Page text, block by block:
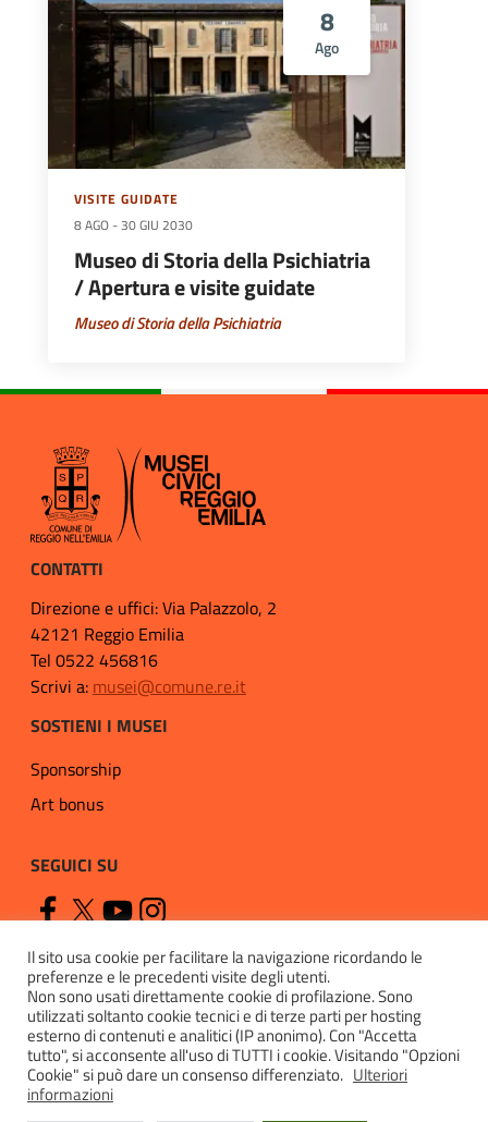
8
Ago
VISITE GUIDATE
8 AGO -30 GIU 2030
Museo di Storia della Psichiatria
/ Apertura e visite guidate
Museo di Storia della Psichiatria
CONTATTI
Direzione e uffici: Via Palazzolo, 2
42121 Reggio Emilia
Tel 0522 456816
Scrivi a: musei@comune.re.it
SOSTIENI I MUSEI
Sponsorship
Art bonus
SEGUICI SU
Privacy
Cookie policy
Il sito usa cookie per facilitare la navigazione ricordando le
preferenze e le precedenti visite degli utenti.
Non sono usati direttamente cookie di profilazione. Sono
utilizzati soltanto cookie tecnici e di terze parti per hosting
esterno di contenuti e analitici (IP anonimo). Con "Accetta
tutto", si acconsente all'uso di TUTTI i cookie. Visitando "Opzioni
Cookie" si può dare un consenso differenziato. Ulteriori
informazioni